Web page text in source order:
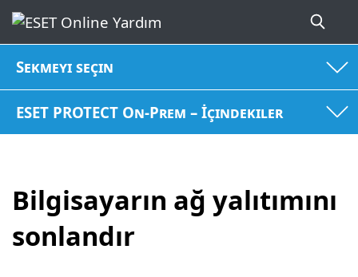
Sekmeyi seçin
ESET PROTECT On-Prem – İçindekiler
Bilgisayarın ağ yalıtımını
sonlandır